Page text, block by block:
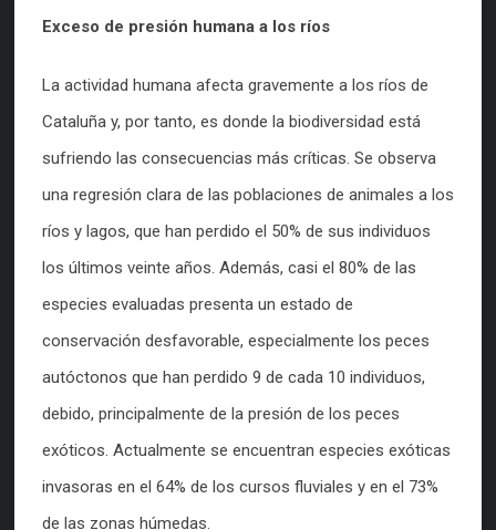
Exceso de presión humana a los ríos
La actividad humana afecta gravemente a los ríos de
Cataluña y, por tanto, es donde la biodiversidad está
sufriendo las consecuencias más críticas. Se observa
una regresión clara de las poblaciones de animales a los
ríos y lagos, que han perdido el 50% de sus individuos
los últimos veinte años. Además, casi el 80% de las
especies evaluadas presenta un estado de
conservación desfavorable, especialmente los peces
autóctonos que han perdido 9 de cada 10 individuos,
debido, principalmente de la presión de los peces
exóticos. Actualmente se encuentran especies exóticas
invasoras en el 64% de los cursos fluviales y en el 73%
de las zonas húmedas.